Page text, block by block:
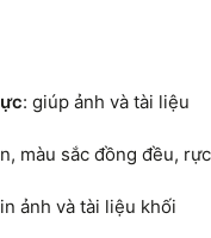
: giúp ảnh và tài liệu
màu sắc đồng đều, rực
ảnh và tài liệu khối